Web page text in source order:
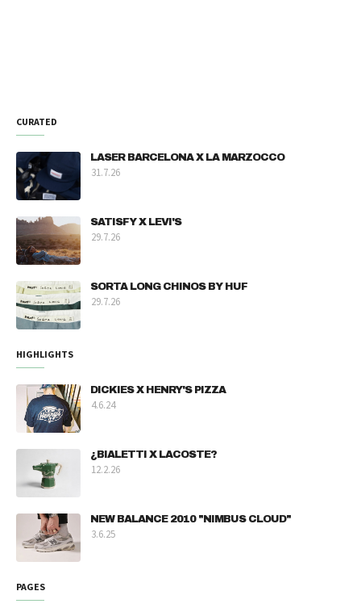
CURATED
LASER BARCELONA X LA MARZOCCO
31.7.26
SATISFY X LEVI'S
29.7.26
SORTA LONG CHINOS BY HUF
29.7.26
HIGHLIGHTS
DICKIES X HENRY'S PIZZA
4.6.24
¿BIALETTI X LACOSTE?
12.2.26
NEW BALANCE 2010 "NIMBUS CLOUD"
3.6.25
PAGES